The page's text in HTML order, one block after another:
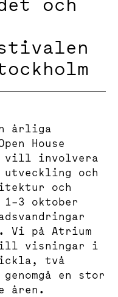
årliga
House
vill involvera
utveckling och
och
1–3 oktober
Vi på Atrium
visningar i
två
en stor
åren.